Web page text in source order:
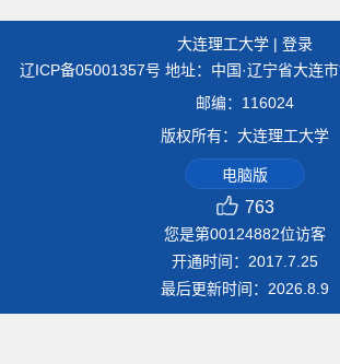
大连理工大学 | 登录
辽ICP备05001357号 地址：中国·辽宁省大连
邮编：116024
版权所有：大连理工大学
电脑版
763
您是第00124882位访客
开通时间： 2017 7 25
最后更新时间： 2026 8 9